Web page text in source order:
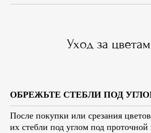
Уход за
ОБРЕЖЬТЕ СТЕБЛИ ПОД
После покупки или срезания
их стебли под углом под